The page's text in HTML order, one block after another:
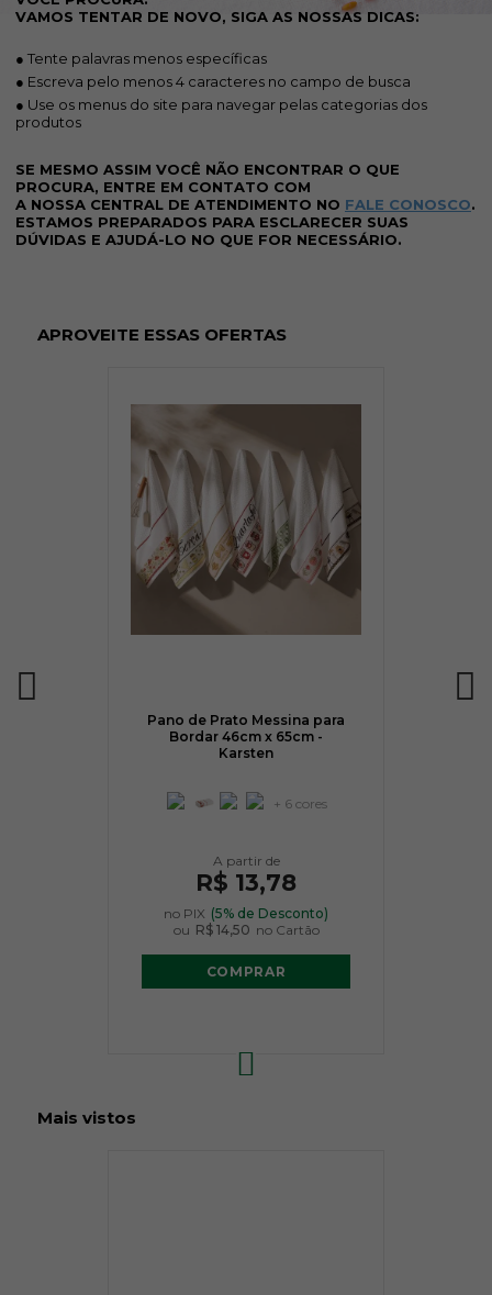
VAMOS TENTAR DE NOVO, SIGA AS NOSSAS DICAS:
● Tente palavras menos específicas
● Escreva pelo menos 4 caracteres no campo de busca
● Use os menus do site para navegar pelas categorias dos
produtos
SE MESMO ASSIM VOCÊ NÃO ENCONTRAR O QUE
PROCURA, ENTRE EM CONTATO COM
A NOSSA CENTRAL DE ATENDIMENTO NO FALE CONOSCO.
ESTAMOS PREPARADOS PARA ESCLARECER SUAS
DÚVIDAS E AJUDÁ-LO NO QUE FOR NECESSÁRIO.
APROVEITE ESSAS OFERTAS
Pano de Prato Messina para
Bordar 46cm x 65cm -
Karsten
+ 6 cores
R$ 13,78
no PIX (5% de Desconto)
ou R$ 14,50 no Cartão
COMPRAR
Mais vistos